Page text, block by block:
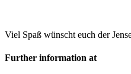
Viel Spaß wünscht euch der
Further information at